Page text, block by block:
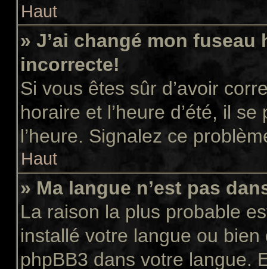
Haut
» J’ai changé mon fuseau
incorrecte!
Si vous êtes sûr d’avoir
horaire et l’heure d’été, il
l’heure. Signalez ce
Haut
» Ma langue n’est pas
La raison la plus probable
installé votre langue ou
phpBB3 dans votre langue.